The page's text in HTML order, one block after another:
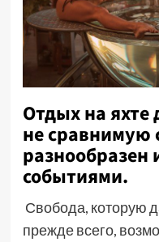
Отдых на яхте
не сравнимую
событиями.
Свобода, которую
прежде всего,